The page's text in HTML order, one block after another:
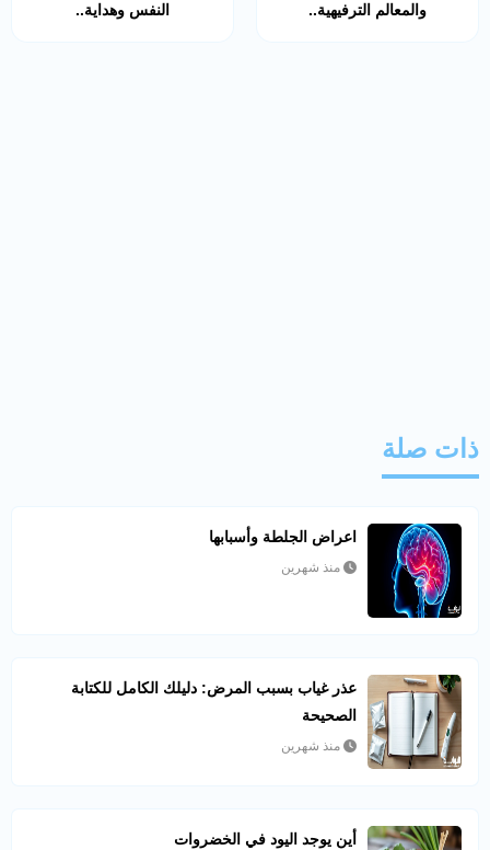
والمعالم الترفيهية..
النفس وهداية..
ذات صلة
اعراض الجلطة وأسبابها
منذ شهرين
عذر غياب بسبب المرض: دليلك الكامل للكتابة
الصحيحة
منذ شهرين
أين يوجد اليود في الخضروات